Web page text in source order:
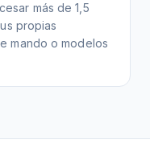
más de 1,5
propias
mando o modelos